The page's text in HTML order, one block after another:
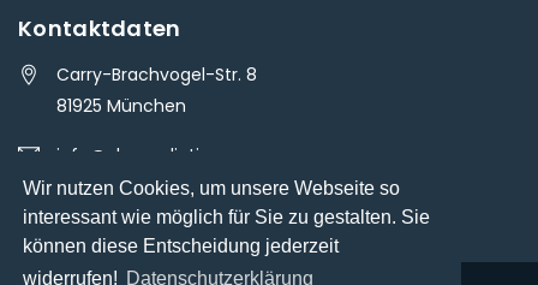
Wir nutzen Cookies, um unsere Webseite so
interessant wie möglich für Sie zu gestalten. Sie
können diese Entscheidung jederzeit
widerrufen! Datenschutzerklärung
Kontaktdaten
Carry-Brachvogel-Str. 8
81925 München
info@ck-mediation.com
Mo - Fr 9.00 Uhr - 17.00 Uhr